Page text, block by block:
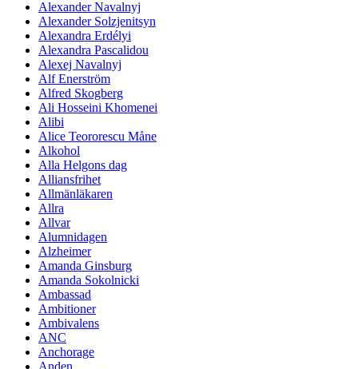
Alexander Navalnyj
Alexander Solzjenitsyn
Alexandra Erdélyi
Alexandra Pascalidou
Alexej Navalnyj
Alf Enerström
Alfred Skogberg
Ali Hosseini Khomenei
Alibi
Alice Teororescu Måne
Alkohol
Alla Helgons dag
Alliansfrihet
Allmänläkaren
Allra
Allvar
Alumnidagen
Alzheimer
Amanda Ginsburg
Amanda Sokolnicki
Ambassad
Ambitioner
Ambivalens
ANC
Anchorage
Anden